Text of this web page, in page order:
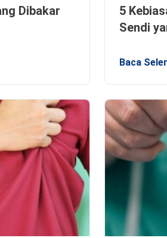
Dibakar
5
Sendi
Baca